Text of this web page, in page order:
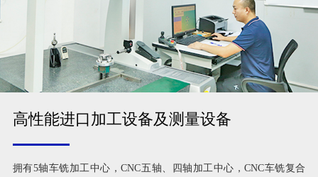
高性能进口加工设备及测量设备
拥有5轴车铣加工中心，CNC五轴、四轴加工中心，CNC车铣复合